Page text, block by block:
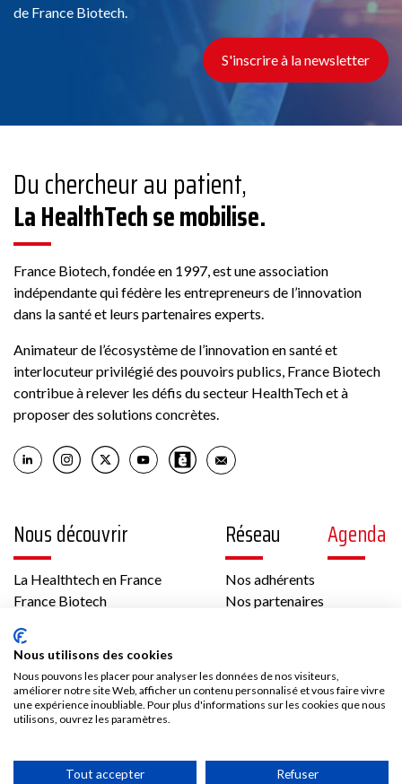
de France Biotech.
S'inscrire à la newsletter
Du chercheur au patient,
La HealthTech se mobilise.
France Biotech, fondée en 1997, est une association
indépendante qui fédère les entrepreneurs de l’innovation
dans la santé et leurs partenaires experts.
Animateur de l’écosystème de l’innovation en santé et
interlocuteur privilégié des pouvoirs publics, France Biotech
contribue à relever les défis du secteur HealthTech et à
proposer des solutions concrètes.
Nous découvrir
La Healthtech en France
France Biotech
International
Les temps forts de France Biotech
Gouvernance et équipe
Réseau
Nos adhérents
Nos partenaires
Agenda
Contenus
Publications
Presse
Les communiqués des Adhérents
Nous utilisons des cookies
Nous pouvons les placer pour analyser les données de nos visiteurs,
améliorer notre site Web, afficher un contenu personnalisé et vous faire vivre
une expérience inoubliable. Pour plus d'informations sur les cookies que nous
utilisons, ouvrez les paramètres.
Tout accepter Refuser